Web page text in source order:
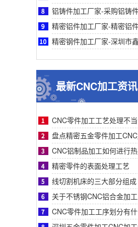
最新CNC加工资讯
精密零件的表面处理工艺
线切割机床的三大部分组成